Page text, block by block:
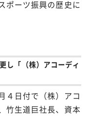
ポーツ振興の歴史に
し「（株）アコーディ
４日付で（株）アコ
竹生道巨社長、資本